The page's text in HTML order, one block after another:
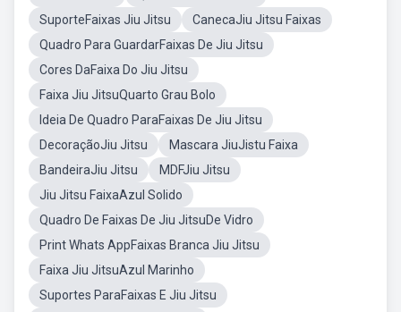
SuporteFaixas Jiu Jitsu
CanecaJiu Jitsu Faixas
Quadro Para GuardarFaixas De Jiu Jitsu
Cores DaFaixa Do Jiu Jitsu
Faixa Jiu JitsuQuarto Grau Bolo
Ideia De Quadro ParaFaixas De Jiu Jitsu
DecoraçãoJiu Jitsu
Mascara JiuJistu Faixa
BandeiraJiu Jitsu
MDFJiu Jitsu
Jiu Jitsu FaixaAzul Solido
Quadro De Faixas De Jiu JitsuDe Vidro
Print Whats AppFaixas Branca Jiu Jitsu
Faixa Jiu JitsuAzul Marinho
Suportes ParaFaixas E Jiu Jitsu